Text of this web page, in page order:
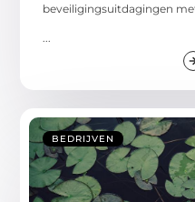
beveiligingsuitdagingen
BEDRIJVEN